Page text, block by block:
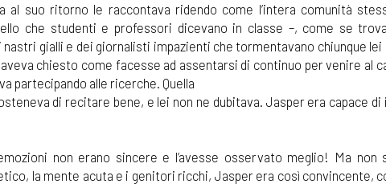
al suo ritorno le raccontava ridendo come l’intera comunità
che studenti e professori dicevano in classe –, come se
gialli e dei giornalisti impazienti che tormentavano chiunque
chiesto come facesse ad assentarsi di continuo per venire al
partecipando alle ricerche. Quella
di recitare bene, e lei non ne dubitava. Jasper era capace
non erano sincere e l’avesse osservato meglio! Ma non
la mente acuta e i genitori ricchi, Jasper era così convincente,